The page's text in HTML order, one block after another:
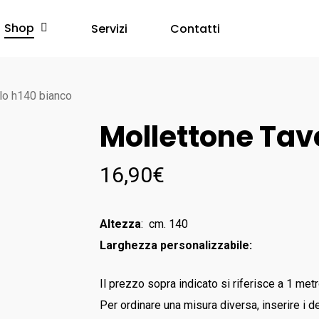
Shop Servizi Contatti
h140 bianco
Mollettone
16,90€
Altezza: cm. 140
Larghezza personalizzabile:
Il prezzo sopra indicato si riferisce a 1
Per ordinare una misura diversa, inserire i